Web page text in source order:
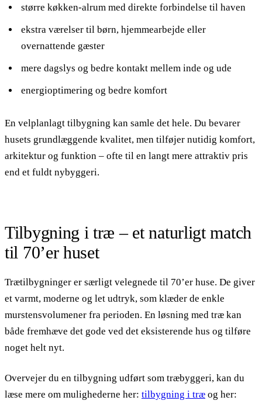
større køkken-alrum med direkte forbindelse til haven
ekstra værelser til børn, hjemmearbejde eller
overnattende gæster
mere dagslys og bedre kontakt mellem inde og ude
energioptimering og bedre komfort
En velplanlagt tilbygning kan samle det hele. Du bevarer
husets grundlæggende kvalitet, men tilføjer nutidig komfort,
arkitektur og funktion – ofte til en langt mere attraktiv pris
end et fuldt nybyggeri.
Tilbygning i træ – et naturligt match
til 70’er huset
Trætilbygninger er særligt velegnede til 70’er huse. De giver
et varmt, moderne og let udtryk, som klæder de enkle
murstensvolumener fra perioden. En løsning med træ kan
både fremhæve det gode ved det eksisterende hus og tilføre
noget helt nyt.
Overvejer du en tilbygning udført som træbyggeri, kan du
læse mere om mulighederne her: tilbygning i træ og her: